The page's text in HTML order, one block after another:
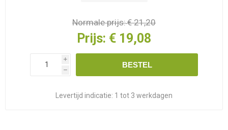
Normale prijs:€ 21,20
Prijs: € 19,08
i
h
BESTEL
Levertijd indicatie: 1 tot 3 werkdagen